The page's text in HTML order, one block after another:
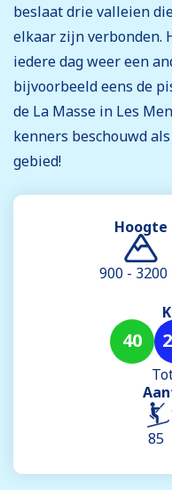
beslaat drie valleien
elkaar zijn verbonden.
iedere dag weer een
bijvoorbeeld eens de
de La Masse in Les
kenners beschouwd
gebied!
Hoogte
900 - 3200
40
85